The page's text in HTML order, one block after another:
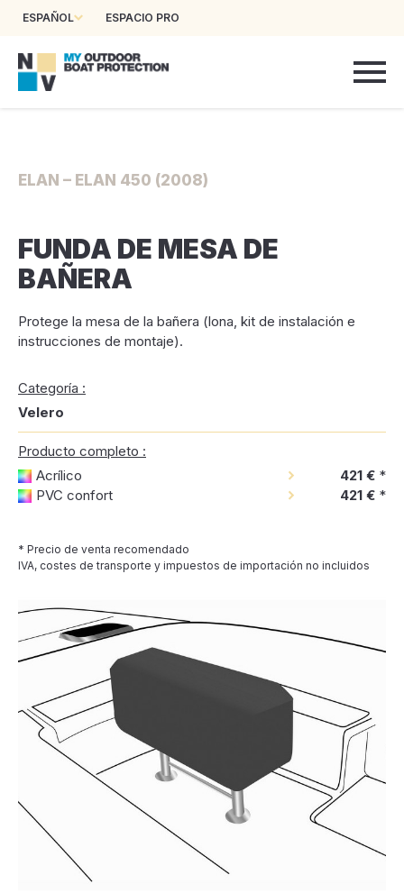
ESPAÑOL ESPACIO PRO
ELAN – ELAN 450 (2008)
FUNDA DE MESA DE
BAÑERA
Protege la mesa de la bañera (lona, kit de instalación e
instrucciones de montaje).
Categoría :
Velero
Producto completo :
Acrílico
421 € *
PVC confort
421 € *
* Precio de venta recomendado
IVA, costes de transporte y impuestos de importación no incluidos